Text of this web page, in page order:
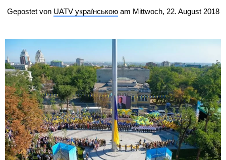
Gepostet von UATV українськоюam Mittwoch, 22. August 2018